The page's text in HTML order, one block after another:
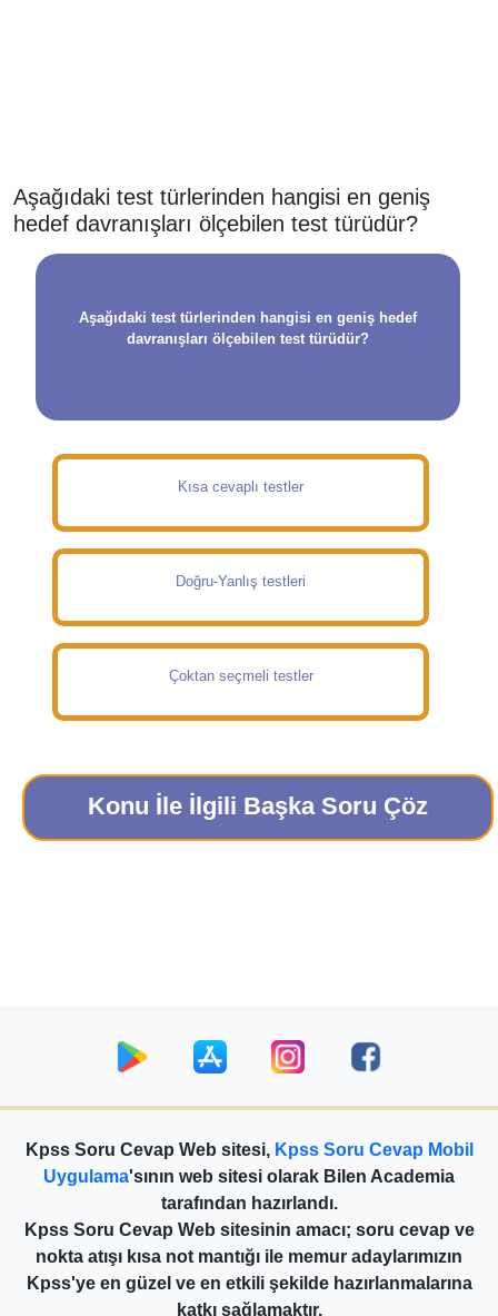
Aşağıdaki test türlerinden hangisi en geniş
hedef davranışları ölçebilen test türüdür?
Aşağıdaki test türlerinden hangisi en geniş hedef
davranışları ölçebilen test türüdür?
Kısa cevaplı testler
Doğru-Yanlış testleri
Çoktan seçmeli testler
Konu İle İlgili Başka Soru Çöz
Kpss Soru Cevap Web sitesi, Kpss Soru Cevap Mobil
Uygulama'sının web sitesi olarak Bilen Academia
tarafından hazırlandı.
Kpss Soru Cevap Web sitesinin amacı; soru cevap ve
nokta atışı kısa not mantığı ile memur adaylarımızın
Kpss'ye en güzel ve en etkili şekilde hazırlanmalarına
katkı sağlamaktır.